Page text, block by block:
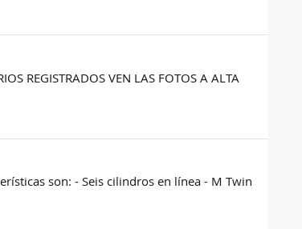
REGISTRADOS VEN LAS FOTOS A ALTA
son: - Seis cilindros en línea - M Twin